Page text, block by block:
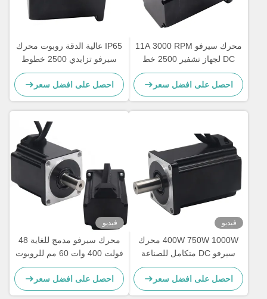
محرك سيرفو 11A 3000 RPM
DC لجهاز تشفير 2500 خط
إضافي للروبوت
احصل على افضل سعر
IP65 عالية الدقة روبوت محرك
سيرفو تزايدي 2500 خطوط
التشفير
احصل على افضل سعر
فيديو
400W 750W 1000W محرك
سيرفو DC متكامل للصناعة
الروبوتية
احصل على افضل سعر
فيديو
محرك سيرفو مدمج للغاية 48
فولت 400 وات 60 مم للروبوت
احصل على افضل سعر